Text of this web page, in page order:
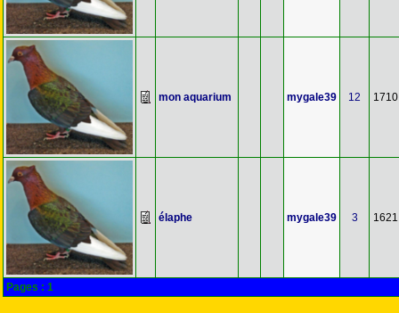
mon aquarium mygale39 12 1710
élaphe mygale39 3 1621
Pages : 1